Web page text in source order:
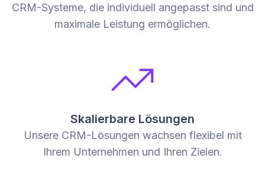
CRM-Systeme, die individuell angepasst sind und
maximale Leistung ermöglichen.
Skalierbare Lösungen
Unsere CRM-Lösungen wachsen flexibel mit
Ihrem Unternehmen und Ihren Zielen.